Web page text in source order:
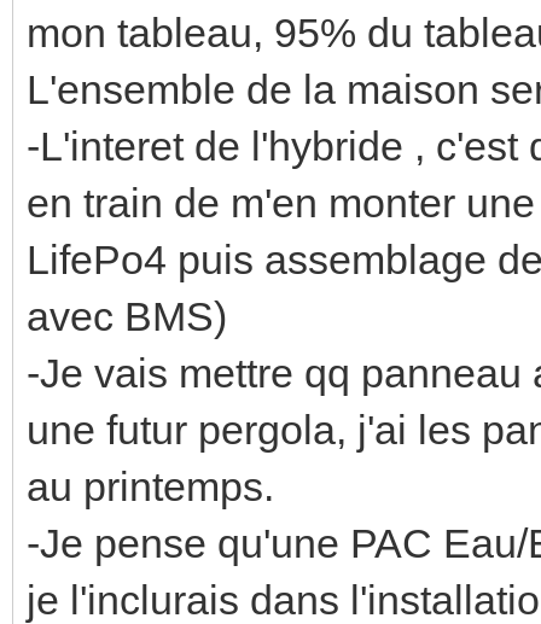
mon tableau, 95% du
L'ensemble de la maison
-L'interet de l'hybride , c'est
en train de m'en monter
LifePo4 puis assemblage
avec BMS)
-Je vais mettre qq
une futur pergola, j'ai les
au printemps.
-Je pense qu'une PAC
je l'inclurais dans